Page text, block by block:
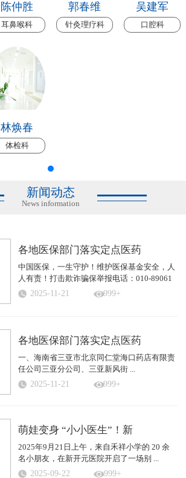
陈仲胜
耳鼻喉科
郭春维
针灸理疗科
吴建军
口腔科
林焕春
体检科
新闻动态
News information
各地医保部门落实定点医药
中国医保，一生守护！维护医保基金安全，人
人有责！打击欺诈骗保举报电话：010-89061
...
2025-11-21 999+
各地医保部门落实定点医药
一、海南省三亚市北京同仁堂海口药店有限责
任公司三亚分公司、三亚新风街 ...
2025-11-21 999+
萌娃变身 “小小医生”！新
2025年9月21日上午，来自禾祥小学的 20 余
名小朋友，在新开元医院开启了一场别 ...
2025-09-22 999+